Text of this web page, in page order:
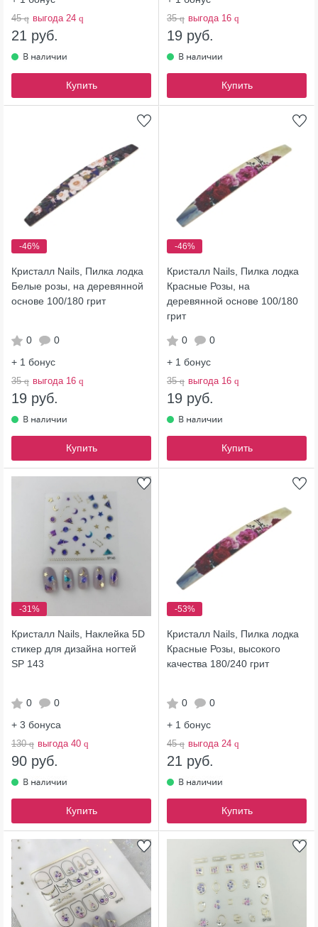
45q выгода 24 q
21 руб.
Купить
35q выгода 16 q
19 руб.
Купить
-46%
Кристалл Nails, Пилка лодка
Белые розы, на деревянной
основе 100/180 грит
0
0
+ 1 бонус
35q выгода 16 q
19 руб.
Купить
-46%
Кристалл Nails, Пилка лодка
Красные Розы, на
деревянной основе 100/180
грит
0
0
+ 1 бонус
35q выгода 16 q
19 руб.
Купить
-31%
Кристалл Nails, Наклейка 5D
стикер для дизайна ногтей
SP 143
0
0
+ 3 бонуса
130q выгода 40 q
90 руб.
Купить
-53%
Кристалл Nails, Пилка лодка
Красные Розы, высокого
качества 180/240 грит
0
0
+ 1 бонус
45q выгода 24 q
21 руб.
Купить